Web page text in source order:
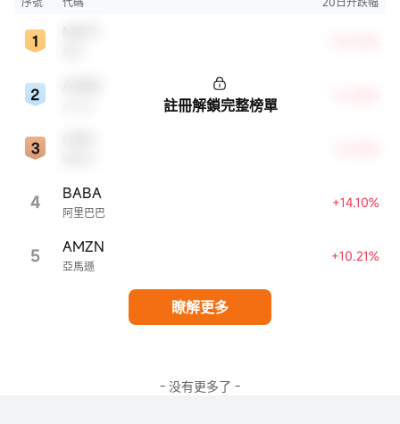
4 阿里巴巴
BABA +14.10%
5 亞馬遜
AMZN +10.21%
註冊解鎖完整榜單
瞭解更多
- 没有更多了 -